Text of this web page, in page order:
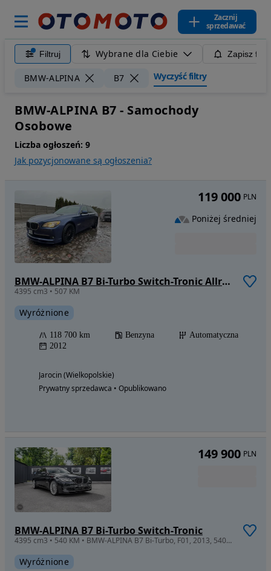
Zacznij
sprzedawać
Filtruj Wybrane dla Ciebie Zapisz
BMW-ALPINA B7 Wyczyść filtry
BMW-ALPINA B7 - Samochody
Osobowe
Liczba ogłoszeń: 9
Jak pozycjonowane są ogłoszenia?
BMW-ALPINA B7 Bi-Turbo Switch-Tronic Allrad Langversion
4395 cm3 • 507 KM
Wyróżnione
118 700 km Benzyna
Automatyczna
2012
Jarocin (Wielkopolskie)
Prywatny sprzedawca • Opublikowano
119 000 PLN
Poniżej średniej
BMW-ALPINA B7 Bi-Turbo Switch-Tronic
4395 cm3 • 540 KM • BMW-ALPINA B7 Bi-Turbo, F01, 2013, 540KM, wersja top, polift
Wyróżnione
149 900 PLN